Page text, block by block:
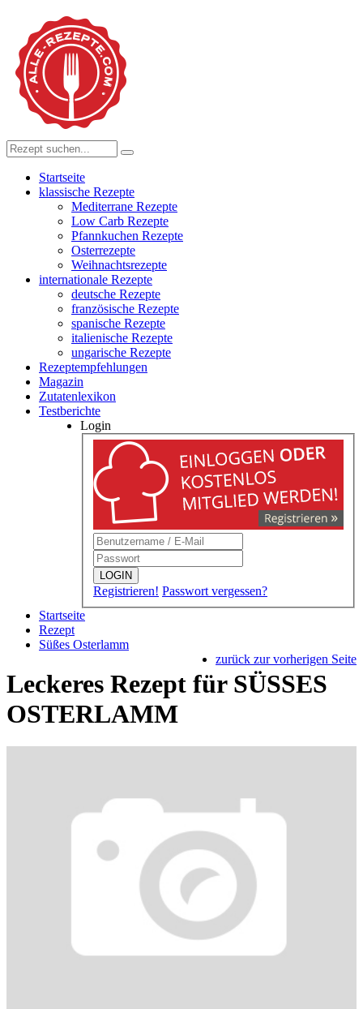
Startseite
klassische Rezepte
Mediterrane Rezepte
Low Carb Rezepte
Pfannkuchen Rezepte
Osterrezepte
Weihnachtsrezepte
internationale Rezepte
deutsche Rezepte
französische Rezepte
spanische Rezepte
italienische Rezepte
ungarische Rezepte
Rezeptempfehlungen
Magazin
Zutatenlexikon
Testberichte
Login
LOGIN
Registrieren! Passwort vergessen?
Startseite
Rezept
Süßes Osterlamm
zurück zur vorherigen Seite
Leckeres Rezept für SÜSSES O
STERLAMM